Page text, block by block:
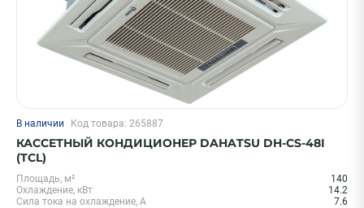
В наличии Код товара: 265887
КАССЕТНЫЙ КОНДИЦИОНЕР DAHATSU DH-CS-48I
(TCL)
Площадь, м²
140
Охлаждение, кВт
14.2
Сила тока на охлаждение, А
7.6